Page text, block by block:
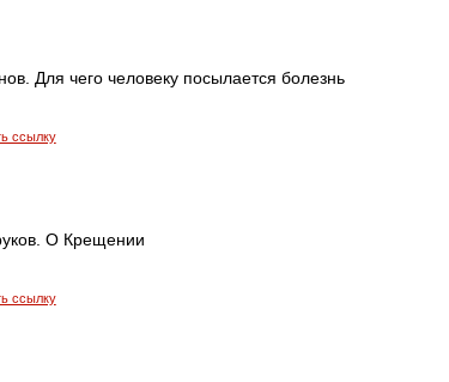
Для чего человеку посылается болезнь
ссылку
О Крещении
ссылку